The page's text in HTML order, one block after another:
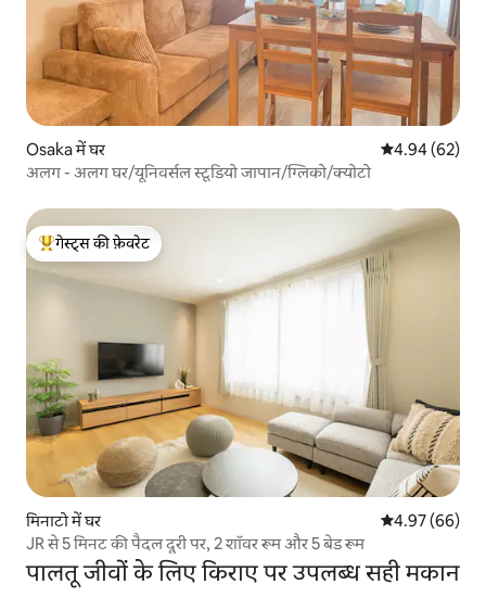
Osaka में घर औसत रेटिंग 5 में
4.94 (62)
अलग - अलग घर/यूनिवर्सल स्टूडियो जापान/ग्लिको/क्योटो
गेस्ट्स का टॉप फ़ेवरेट
गेस्ट्स की फ़ेवरेट
मिनाटो में घर औसत रेटिंग 5 में
4.97 (66)
JR से 5 मिनट की पैदल दूरी पर, 2 शॉवर रूम और 5 बेड रूम
पालतू जीवों के लिए किराए पर उपलब्ध सही मकान